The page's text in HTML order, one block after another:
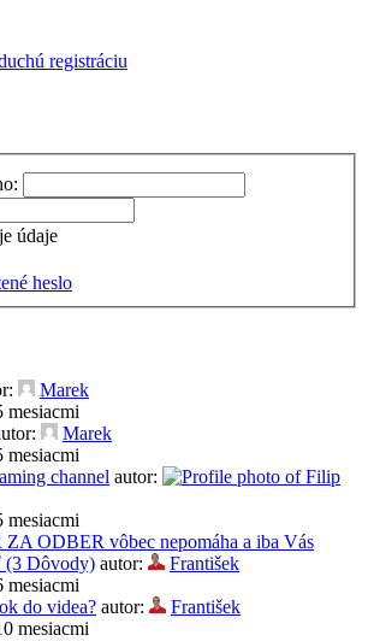
registráciu
údaje
heslo
Marek
mesiacmi
Marek
mesiacmi
channel autor:
mesiacmi
ODBER vôbec nepomáha a iba Vás
(3 Dôvody) autor:
František
mesiacmi
do videa? autor:
František
mesiacmi